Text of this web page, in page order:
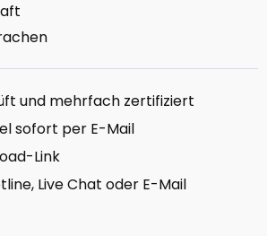
und mehrfach zertifiziert
sofort per E-Mail
Link
Live Chat oder E-Mail